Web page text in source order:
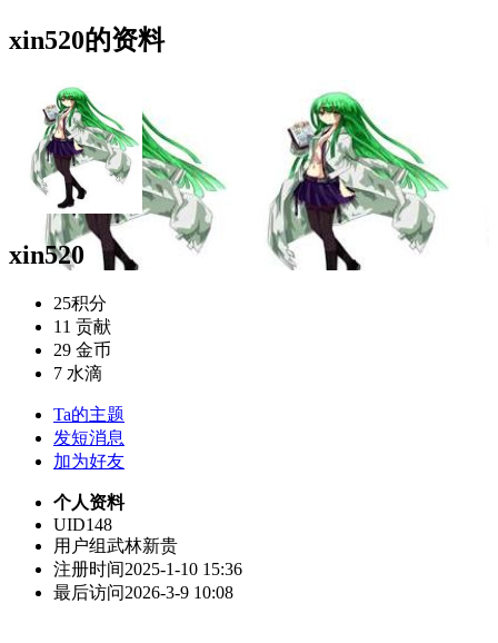
xin520的资料
xin520
25积分
11 贡献
29 金币
7 水滴
Ta的主题
发短消息
加为好友
个人资料
UID148
用户组武林新贵
注册时间2025-1-10 15:36
最后访问2026-3-9 10:08